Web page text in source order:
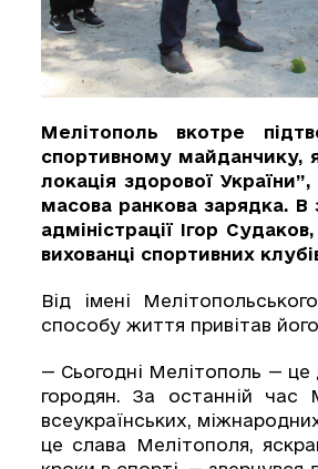
Мелітополь вкотре
спортивному майданчику,
локація здорової
масова ранкова зарядка. В
адміністрації Ігор
вихованці спортивних
Від імені
способу життя привітав
— Сьогодні Мелітополь — це
городян. За останній час
всеукраїнських,
це слава Мелітополя,